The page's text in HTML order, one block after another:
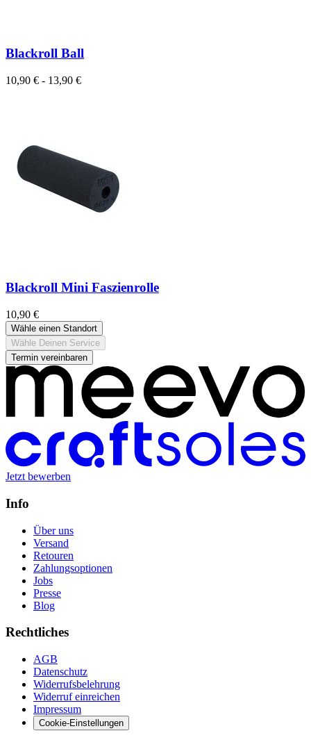
Blackroll Ball
10,90 € - 13,90 €
Blackroll Mini Faszienrolle
10,90 €
Wähle einen Standort
Wähle Deinen Service
Termin vereinbaren
Jetzt bewerben
Info
Über uns
Versand
Retouren
Zahlungsoptionen
Jobs
Presse
Blog
Rechtliches
AGB
Datenschutz
Widerrufsbelehrung
Widerruf einreichen
Impressum
Cookie-Einstellungen